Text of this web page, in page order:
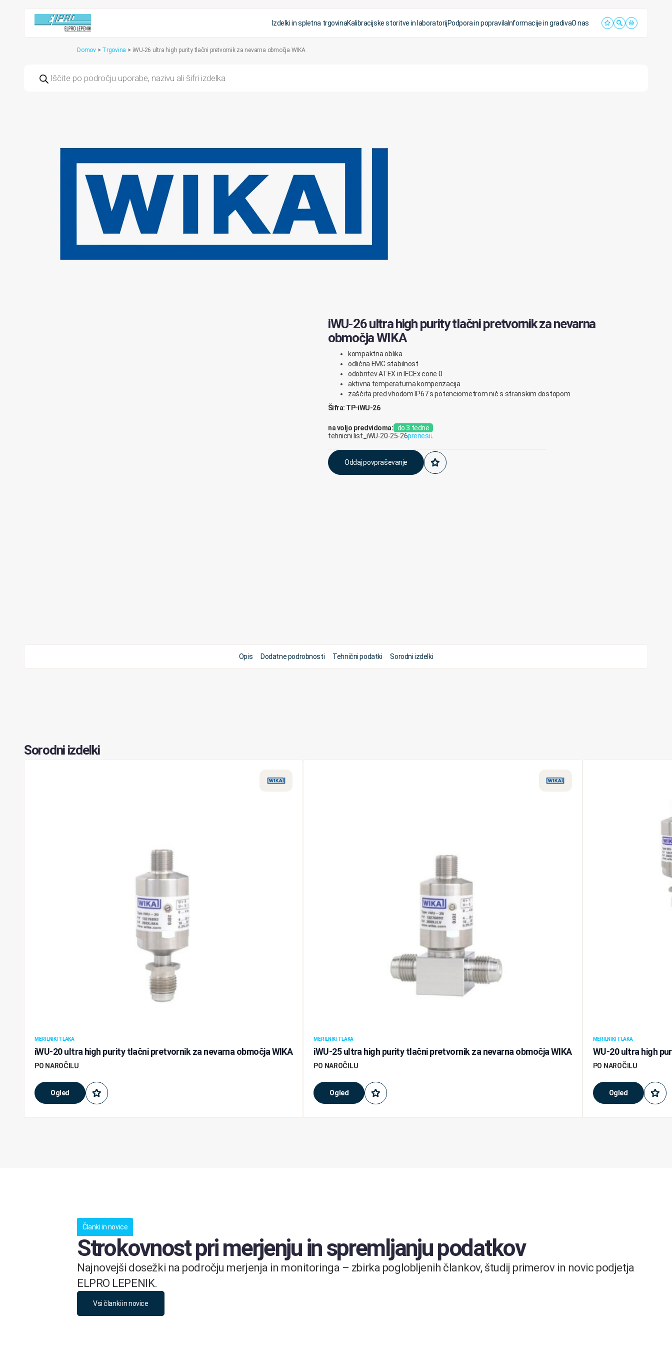
Izdelki in spletna trgovinaKalibracijske storitve in laboratorijPodpora in popravilaInformacije in gradivaO nas
Domov > Trgovina > iWU-26 ultra high purity tlačni pretvornik za nevarna območja WIKA
search
iWU-26 ultra high purity tlačni pretvornik za nevarna
območja WIKA
kompaktna oblika
odlična EMC stabilnost
odobritev ATEX in IECEx cone 0
aktivna temperaturna kompenzacija
zaščita pred vhodom IP67 s potenciometrom nič s stranskim dostopom
Šifra: TP-iWU-26
na voljo predvidoma: do 3 tedne
tehnicni list_iWU-20-25-26prenesi↓
Oddaj povpraševanje
Opis Dodatne podrobnosti Tehnični podatki Sorodni izdelki
Sorodni izdelki
MERILNIKI TLAKA
iWU-20 ultra high purity tlačni pretvornik za nevarna območja WIKA
Ogled
PO NAROČILU
MERILNIKI TLAKA
iWU-25 ultra high purity tlačni pretvornik za nevarna območja WIKA
Ogled
PO NAROČILU
MERILNIKI TLAKA
WU-20 ultra high
Ogled
PO NAROČILU
Članki in novice
Strokovnost pri merjenju in spremljanju podatkov
Najnovejši dosežki na področju merjenja in monitoringa – zbirka poglobljenih člankov, študij primerov in novic podjetja
ELPRO LEPENIK.
Vsi članki in novice